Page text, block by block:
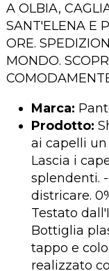
A OLBIA,
SANT'ELENA E
ORE.
MONDO.
Marca:
Prodotto:
ai capelli
Lascia i
splendenti.
districare.
Testato
Bottiglia
tappo e
realizzato